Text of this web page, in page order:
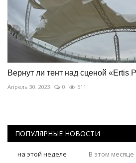
Вернут ли тент над сценой «Ertis
Апрель 30, 2023 0 511
ПОПУЛЯРНЫЕ НОВОСТИ
на этой неделе В этом месяце